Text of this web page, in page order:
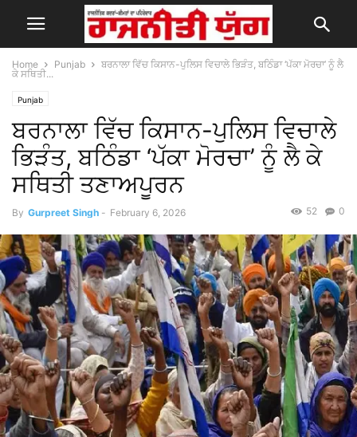
Home Punjab
ਬਰਨਾਲਾ ਵਿੱਚ ਕਿਸਾਨ-ਪੁਲਿਸ ਵਿਚਾਲੇ ਭਿੜੰਤ, ਬਠਿੰਡਾ ‘ਪੱਕਾ ਮੋਰਚਾ’ ਨੂੰ ਲੈ
ਕੇ ਸਥਿਤੀ...
Punjab
ਬਰਨਾਲਾ ਵਿੱਚ ਕਿਸਾਨ-ਪੁਲਿਸ ਵਿਚਾਲੇ
ਭਿੜੰਤ, ਬਠਿੰਡਾ ‘ਪੱਕਾ ਮੋਰਚਾ’ ਨੂੰ ਲੈ ਕੇ
ਸਥਿਤੀ ਤਣਾਅਪੂਰਨ
By Gurpreet Singh - February 6, 2026 0
52